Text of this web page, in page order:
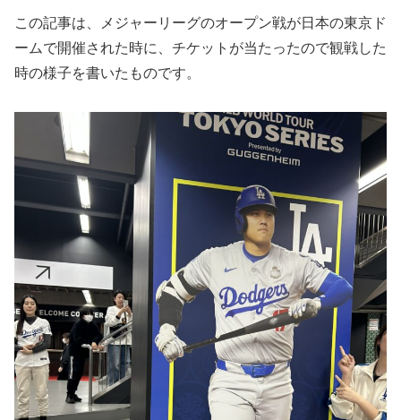
この記事は、メジャーリーグのオープン戦が日本の東京ド
ームで開催された時に、チケットが当たったので観戦した
時の様子を書いたものです。